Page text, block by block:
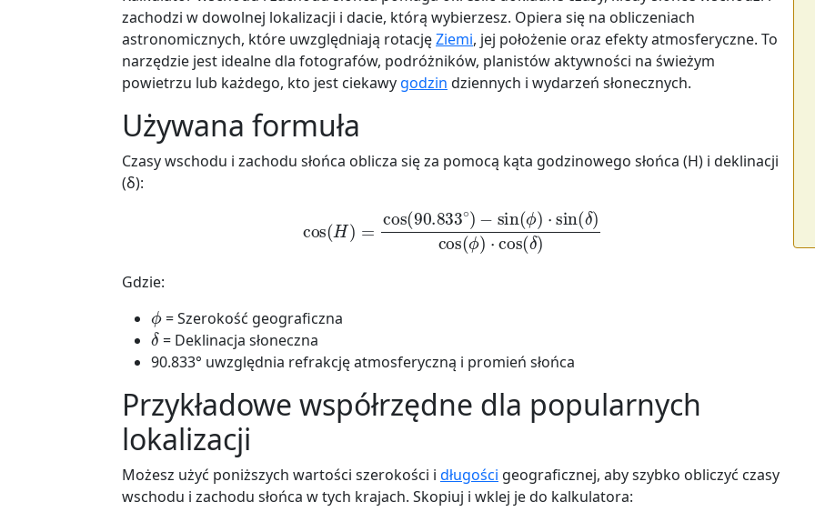
zachodzi w dowolnej lokalizacji i dacie, którą wybierzesz. Opiera się na obliczeniach
astronomicznych, które uwzględniają rotacjęZiemi, jej położenie oraz efekty atmosferyczne. To
narzędzie jest idealne dla fotografów, podróżników, planistów aktywności na świeżym
powietrzu lub każdego, kto jest ciekawy godzin dziennych i wydarzeń słonecznych.
Używana formuła
Czasy wschodu i zachodu słońca oblicza się za pomocą kąta godzinowego słońca (H) i deklinacji
(δ):
90.833∘)−sin(ϕ sin(δ)cos(ϕ)⋅cos
Gdzie:
ϕ
= Szerokość geograficzna
δ
= Deklinacja słoneczna
90.833° uwzględnia refrakcję atmosferyczną i promień słońca
Przykładowe współrzędne dla popularnych
lokalizacji
Możesz użyć poniższych wartości szerokości i długości geograficznej, aby szybko obliczyć czasy
wschodu i zachodu słońca w tych krajach. Skopiuj i wklej je do kalkulatora: